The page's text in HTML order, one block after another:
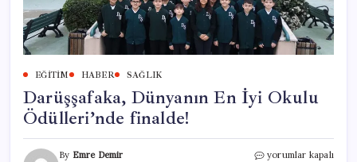
EĞITIM HABER SAĞLIK
Darüşşafaka, Dünyanın En İyi Okulu
Ödülleri’nde finalde!
By Emre Demir
Darüşşafaka,
yorumlar kapalı